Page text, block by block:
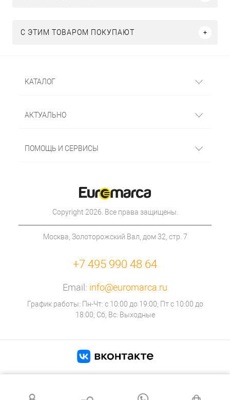
С ЭТИМ ТОВАРОМ ПОКУПАЮТ
КАТАЛОГ
АКТУАЛЬНО
ПОМОЩЬ И СЕРВИСЫ
Copyright 2026. Все права защищены.
Москва, Золоторожский Вал, дом 32, стр. 7
+7 495 990 48 64
Email: info@euromarca.ru
График работы: Пн-Чт: с 10:00 до 19:00; Пт с 10:00 до
18:00; Сб, Вс: Выходные